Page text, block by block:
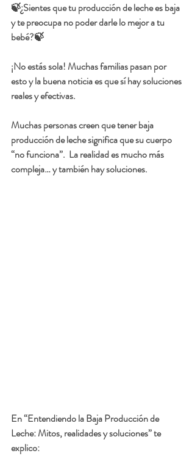
🍃¿Sientes que tu producción de leche es baja
y te preocupa no poder darle lo mejor a tu
bebé?🍃
¡No estás sola! Muchas familias pasan por
esto y la buena noticia es que sí hay soluciones
reales y efectivas.
Muchas personas creen que tener baja
producción de leche significa que su cuerpo
“no funciona”.  La realidad es mucho más
compleja… y también hay soluciones.
En “Entendiendo la Baja Producción de
Leche: Mitos, realidades y soluciones” te
explico: